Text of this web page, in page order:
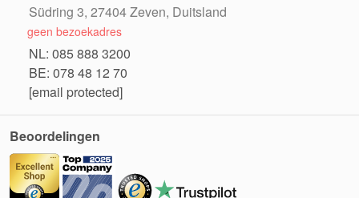
Südring 3, 27404 Zeven, Duitsland
geen bezoekadres
NL: 085 888 3200
BE: 078 48 12 70
[email protected]
Beoordelingen